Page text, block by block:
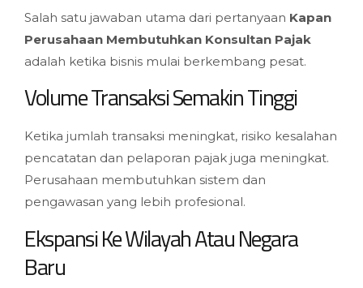
Salah satu jawaban utama dari pertanyaan Kapan
Perusahaan Membutuhkan Konsultan Pajak
adalah ketika bisnis mulai berkembang pesat.
Volume Transaksi Semakin Tinggi
Ketika jumlah transaksi meningkat, risiko kesalahan
pencatatan dan pelaporan pajak juga meningkat.
Perusahaan membutuhkan sistem dan
pengawasan yang lebih profesional.
Ekspansi Ke Wilayah Atau Negara
Baru